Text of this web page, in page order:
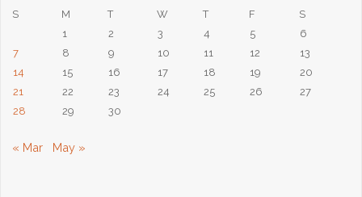
Tháng
S
M T W T F
S
1
2 3 4 5
6
7
8 9 10 11 12
13
14
15 16 17 18 19
20
21
22 23 24 25 26
27
28
29 30
« Mar May »